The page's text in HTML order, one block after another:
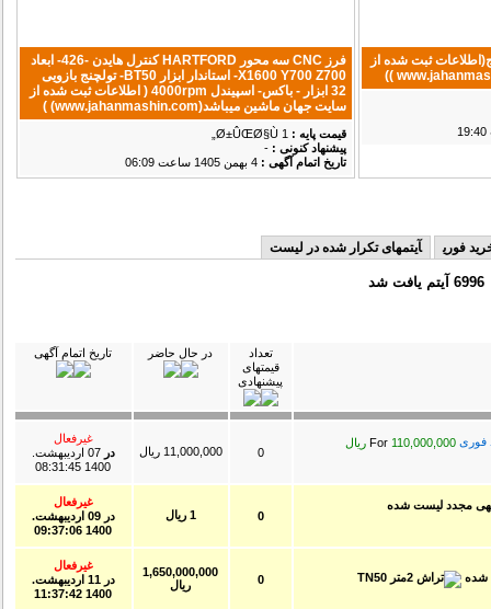
ثبت شده از
فرز CNC سه محور HARTFORD کنترل هایدن -426- ابعاد
X1600 Y700 Z700- استاندار ابزار BT50- تولچنج بازویی
32 ابزار - باکس- اسپیندل 4000rpm ( اطلاعات ثبت شده از
سایت جهان ماشین میباشد(www.jahanmashin.com) )
قیمت پایه :1 Ø±ÛŒØ§Ù„
پیشنهاد كنونی :-
تاریخ اتمام آگهی :4 بهمن 1405 ساعت 06:09
فوری آیتمهای تکرار شده در لیست
آیتم یافت شد
تعداد
قیمتهای
پیشنهادی
در حال حاضر تاریخ اتمام آگهی
For110,000,000 ریال
11,000,000 ریال
غیرفعال
در
07 ارديبهشت.
1400 08:31:45
غیرفعال
در
09 ارديبهشت.
1400 09:37:06
1,650,000,000
ریال
غیرفعال
در
11 ارديبهشت.
1400 11:37:42